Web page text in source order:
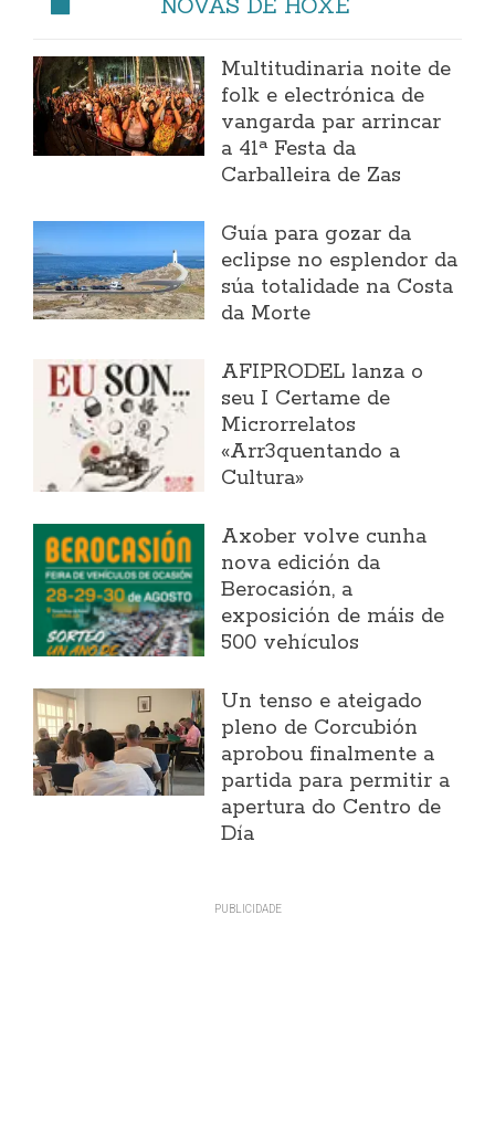
Multitudinaria noite de
folk e electrónica de
vangarda par arrincar
a 41ª Festa da
Carballeira de Zas
Guía para gozar da
eclipse no esplendor da
súa totalidade na Costa
da Morte
AFIPRODEL lanza o
seu I Certame de
Microrrelatos
«Arr3quentando a
Cultura»
Axober volve cunha
nova edición da
Berocasión, a
exposición de máis de
500 vehículos
Un tenso e ateigado
pleno de Corcubión
aprobou finalmente a
partida para permitir a
apertura do Centro de
Día